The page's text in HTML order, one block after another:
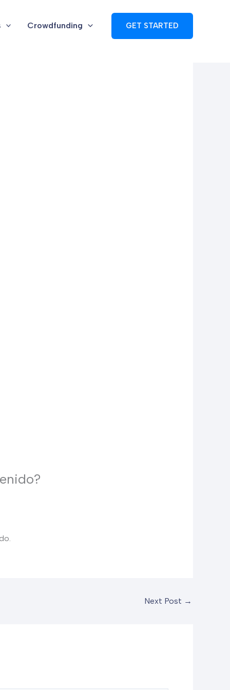
Crowdfunding GET STARTED
Next Post →